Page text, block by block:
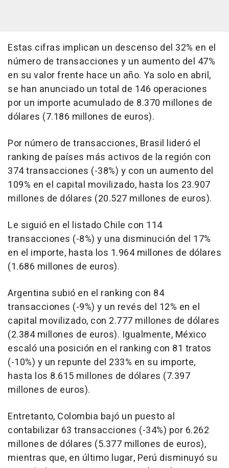
Estas cifras implican un descenso del 32% en el
número de transacciones y un aumento del 47%
en su valor frente hace un año. Ya solo en abril,
se han anunciado un total de 146 operaciones
por un importe acumulado de 8.370 millones de
dólares (7.186 millones de euros).
Por número de transacciones, Brasil lideró el
ranking de países más activos de la región con
374 transacciones (-38%) y con un aumento del
109% en el capital movilizado, hasta los 23.907
millones de dólares (20.527 millones de euros).
Le siguió en el listado Chile con 114
transacciones (-8%) y una disminución del 17%
en el importe, hasta los 1.964 millones de dólares
(1.686 millones de euros).
Argentina subió en el ranking con 84
transacciones (-9%) y un revés del 12% en el
capital movilizado, con 2.777 millones de dólares
(2.384 millones de euros). Igualmente, México
escaló una posición en el ranking con 81 tratos
(-10%) y un repunte del 233% en su importe,
hasta los 8.615 millones de dólares (7.397
millones de euros).
Entretanto, Colombia bajó un puesto al
contabilizar 63 transacciones (-34%) por 6.262
millones de dólares (5.377 millones de euros),
mientras que, en último lugar, Perú disminuyó su